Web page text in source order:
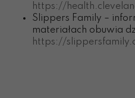
https://
Slippers Family –
materiałach obuwia
https://